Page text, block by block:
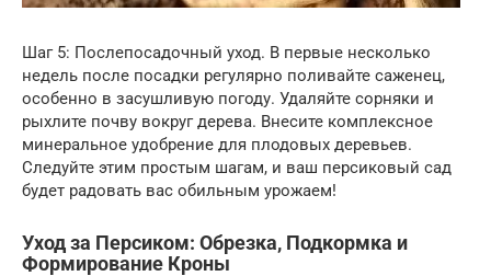
Шаг 5: Послепосадочный уход. В первые несколько
недель после посадки регулярно поливайте саженец,
особенно в засушливую погоду. Удаляйте сорняки и
рыхлите почву вокруг дерева. Внесите комплексное
минеральное удобрение для плодовых деревьев.
Следуйте этим простым шагам, и ваш персиковый сад
будет радовать вас обильным урожаем!
Уход за Персиком: Обрезка, Подкормка и
Формирование Кроны